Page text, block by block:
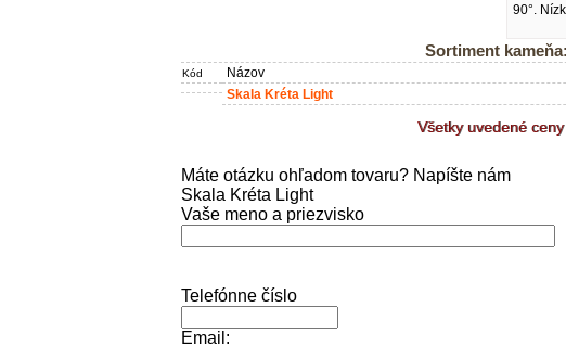
90°.
Sortiment kameňa:
Kód Názov
Skala Kréta Light
Všetky uvedené
Máte otázku ohľadom tovaru? Napíšte nám
Skala Kréta Light
Vaše meno a priezvisko
Telefónne číslo
Email: